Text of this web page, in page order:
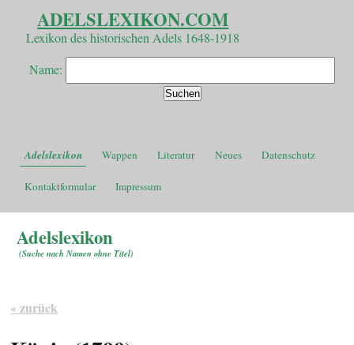
ADELSLEXIKON.COM
Lexikon des historischen Adels 1648-1918
Name:
Adelslexikon Wappen Literatur Neues Datenschutz
Kontaktformular Impressum
Adelslexikon
(Suche nach Namen ohne Titel)
« zurück